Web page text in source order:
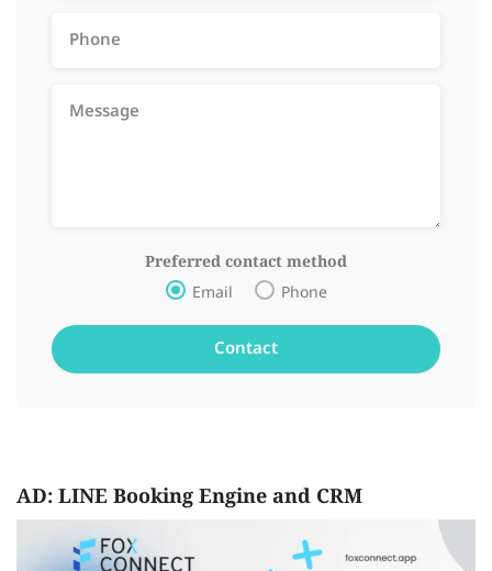
Preferred contact method
Email Phone
AD: LINE Booking Engine and CRM